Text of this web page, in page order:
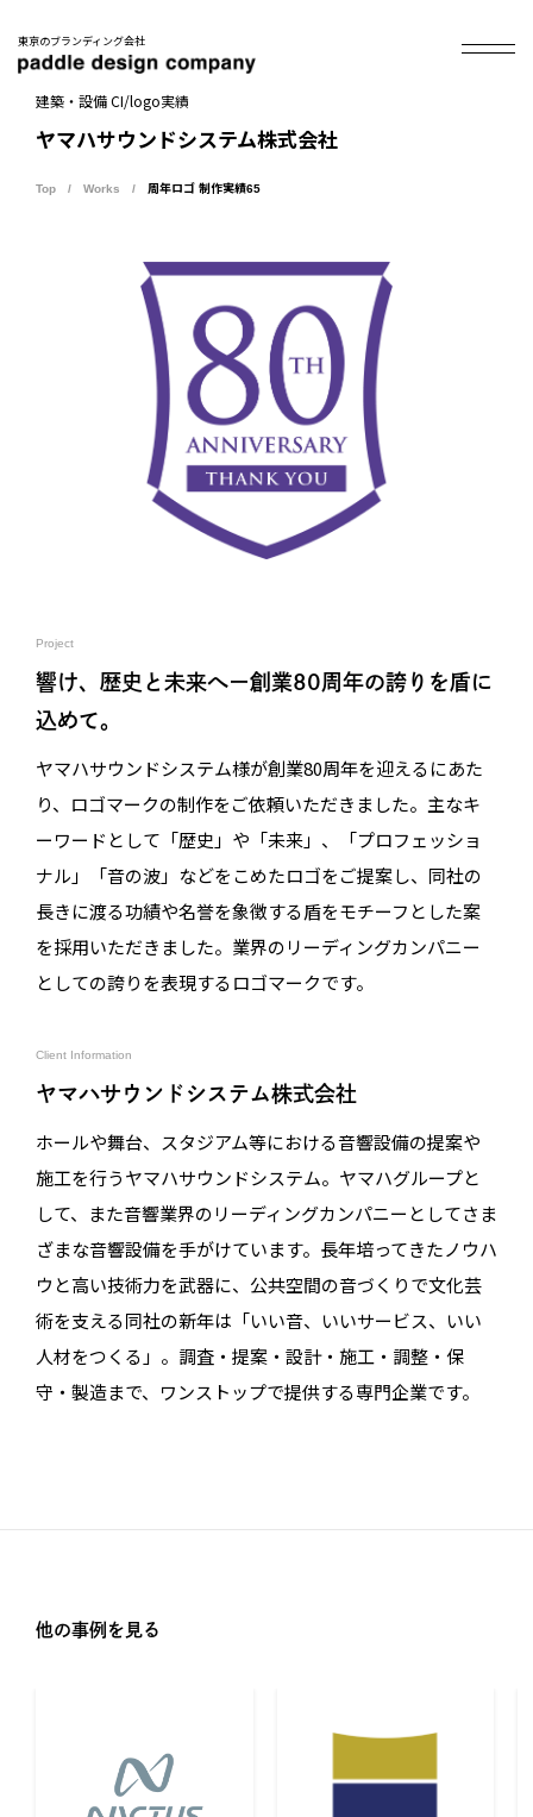
東京のブランディング会社
建築・設備 CI/logo実績
ヤマハサウンドシステム株式会社
Top Works 周年ロゴ 制作実績65
Project
響け、歴史と未来へー創業80周年の誇りを盾に
込めて。
ヤマハサウンドシステム様が創業80周年を迎えるにあた
り、ロゴマークの制作をご依頼いただきました。主なキ
ーワードとして「歴史」や「未来」、「プロフェッショ
ナル」「音の波」などをこめたロゴをご提案し、同社の
長きに渡る功績や名誉を象徴する盾をモチーフとした案
を採用いただきました。業界のリーディングカンパニー
としての誇りを表現するロゴマークです。
Client Information
ヤマハサウンドシステム株式会社
ホールや舞台、スタジアム等における音響設備の提案や
施工を行うヤマハサウンドシステム。ヤマハグループと
して、また音響業界のリーディングカンパニーとしてさま
ざまな音響設備を手がけています。長年培ってきたノウハ
ウと高い技術力を武器に、公共空間の音づくりで文化芸
術を支える同社の新年は「いい音、いいサービス、いい
人材をつくる」。調査・提案・設計・施工・調整・保
守・製造まで、ワンストップで提供する専門企業です。
他の事例を見る